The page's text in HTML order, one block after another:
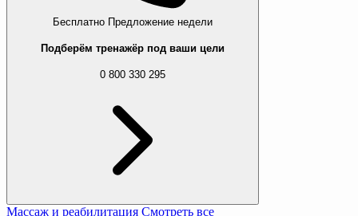
Бесплатно Предложение недели
Подберём тренажёр под ваши цели
0 800 330 295
Массаж и реабилитация Смотреть все